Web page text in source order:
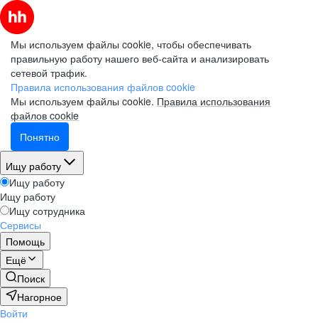
Мы используем файлы cookie, чтобы обеспечивать
правильную работу нашего веб-сайта и анализировать
сетевой трафик.
Правила использования файлов cookie
Мы используем файлы cookie. Правила использования
файлов cookie
Понятно
Ищу работу
Ищу работу
Ищу работу
Ищу сотрудника
Сервисы
Помощь
Ещё
Поиск
Нагорное
Войти